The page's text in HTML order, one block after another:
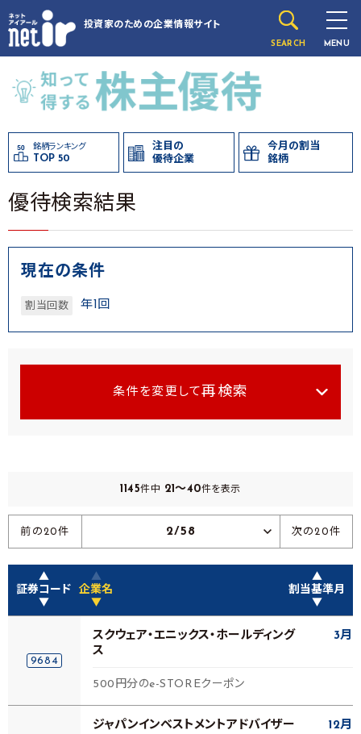
投資家のための企業情報サイト
SEARCH MENU
銘柄ランキング
TOP 50
注目の
優待企業
今月の割当
銘柄
優待検索結果
現在の条件
割当回数 年1回
条件を変更して 再検索
1145件中 21～40件を表示
前の20件 2/58 次の20件
▲
証券コード
▼
▲
企業名
▼
▲
割当基準月
▼
9684
スクウェア・エニックス・ホールディング
ス
3月
500円分のe-STOREクーポン
ジャパンインベストメントアドバイザー 12月